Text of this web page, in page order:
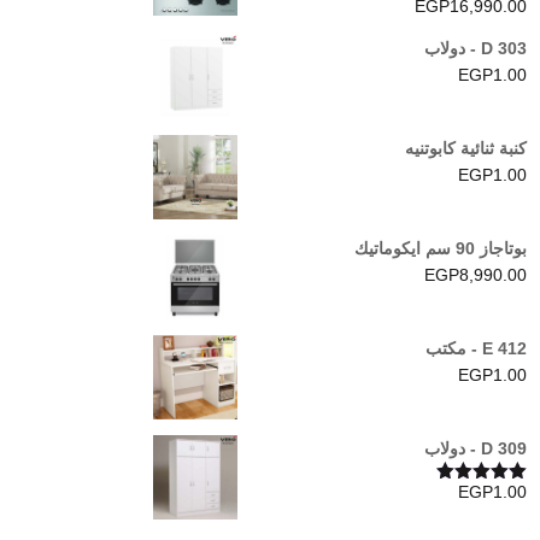
EGP16,990.00
D 303 - دولاب
EGP1.00
كنبة ثنائية كابوتنيه
EGP1.00
بوتاجاز 90 سم ايكوماتيك
EGP8,990.00
E 412 - مكتب
EGP1.00
D 309 - دولاب
تم التقييم
EGP1.00